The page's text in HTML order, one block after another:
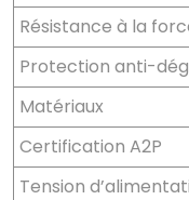
Résistance à la
Protection anti-
Matériaux
Certification A2P
Tension